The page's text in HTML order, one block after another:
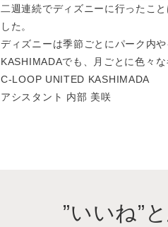
二週連続でディズニーに行ったこ
した。
ディズニーは季節ごとにパーク内
KASHIMADAでも、月ごとに色々
C-LOOP UNITED KASHIMADA
アシスタント 内部 美咲
”いいね”